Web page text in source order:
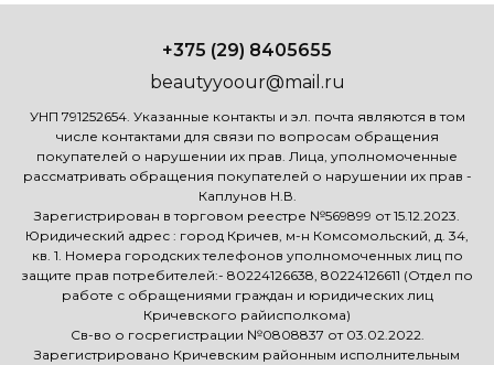
+375 (29) 8405655
beautyyoour@mail.ru
УНП 791252654. Указанные контакты и эл. почта являются в том
числе контактами для связи по вопросам обращения
покупателей о нарушении их прав. Лица, уполномоченные
рассматривать обращения покупателей о нарушении их прав -
Каплунов Н.В.
Зарегистрирован в торговом реестре №569899 от 15.12.2023.
Юридический адрес : город Кричев, м-н Комсомольский, д. 34,
кв. 1. Номера городских телефонов уполномоченных лиц по
защите прав потребителей:- 80224126638, 80224126611 (Отдел по
работе с обращениями граждан и юридических лиц
Кричевского райисполкома)
Св-во о госрегистрации №0808837 от 03.02.2022.
Зарегистрировано Кричевским районным исполнительным